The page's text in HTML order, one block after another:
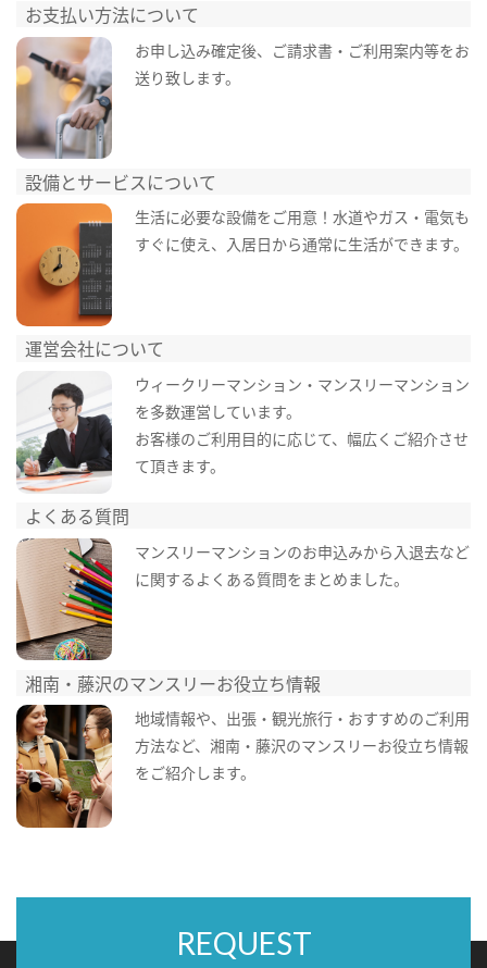
お支払い方法について
お申し込み確定後、ご請求書・ご利用案内等をお
送り致します。
設備とサービスについて
生活に必要な設備をご用意！水道やガス・電気も
すぐに使え、入居日から通常に生活ができます。
運営会社について
ウィークリーマンション・マンスリーマンション
を多数運営しています。
お客様のご利用目的に応じて、幅広くご紹介させ
て頂きます。
よくある質問
マンスリーマンションのお申込みから入退去など
に関するよくある質問をまとめました。
湘南・藤沢のマンスリーお役立ち情報
地域情報や、出張・観光旅行・おすすめのご利用
方法など、湘南・藤沢のマンスリーお役立ち情報
をご紹介します。
REQUEST